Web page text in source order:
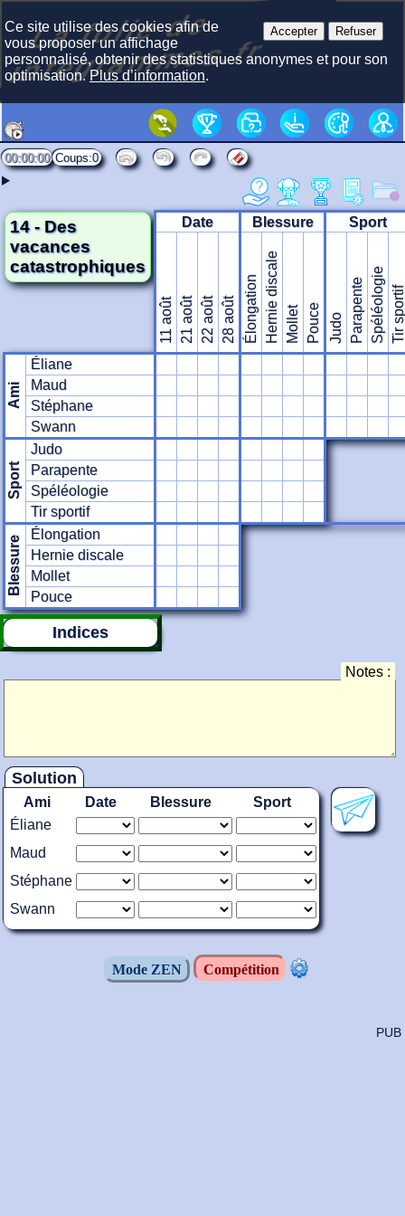
La f
olie
de
i
nte
gra
m
mes.fr
14 - Des
vacances
catastrophiques
Date Blessure Sport
11 août21 août22 août28 août ÉlongationHernie discale Mollet Pouce Judo ParapenteSpéléologieTir sportif
Ami
Éliane
Maud
Stéphane
Swann
Sport
Judo
Parapente
Spéléologie
Tir sportif
Blessure
Élongation
Hernie discale
Mollet
Pouce
Indices
Notes :
Solution
Ami Date Blessure
Sport
Éliane
Maud
Stéphane
Swann
00:00:00 0
Mode ZEN Compétition
Accepter Refuser
Ce site utilise des cookies afin de
vous proposer un affichage
personnalisé, obtenir des statistiques anonymes et pour son
optimisation.Plus d’information.